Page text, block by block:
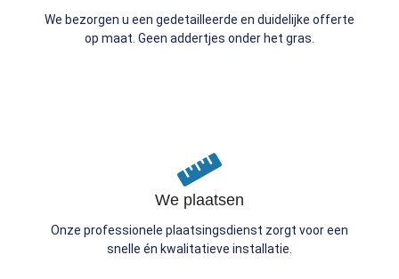
We bezorgen u een gedetailleerde en duidelijke offerte
op maat. Geen addertjes onder het gras.
We plaatsen
Onze professionele plaatsingsdienst zorgt voor een
snelle én kwalitatieve installatie.